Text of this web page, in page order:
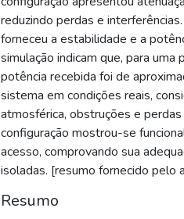
reduzindo perdas e
forneceu a estabilidade e a
simulação indicam que, para
potência recebida foi de
sistema em condições reais,
atmosférica, obstruções e
configuração mostrou-se
acesso, comprovando sua
isoladas. [resumo fornecido pelo
Resumo